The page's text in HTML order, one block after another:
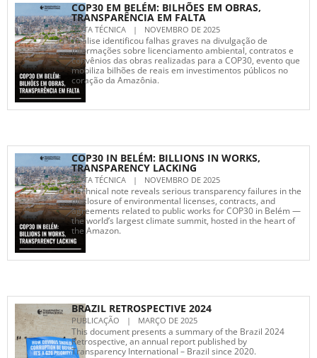
COP30 EM BELÉM: BILHÕES EM OBRAS,
TRANSPARÊNCIA EM FALTA
NOTA TÉCNICA | NOVEMBRO DE 2025
Análise identificou falhas graves na divulgação de
informações sobre licenciamento ambiental, contratos e
convênios das obras realizadas para a COP30, evento que
mobiliza bilhões de reais em investimentos públicos no
coração da Amazônia.
COP30 IN BELÉM: BILLIONS IN WORKS,
TRANSPARENCY LACKING
NOTA TÉCNICA | NOVEMBRO DE 2025
Technical note reveals serious transparency failures in the
disclosure of environmental licenses, contracts, and
agreements related to public works for COP30 in Belém —
the world’s largest climate summit, hosted in the heart of
the Amazon.
BRAZIL RETROSPECTIVE 2024
PUBLICAÇÃO | MARÇO DE 2025
This document presents a summary of the Brazil 2024
Retrospective, an annual report published by
Transparency International – Brazil since 2020.